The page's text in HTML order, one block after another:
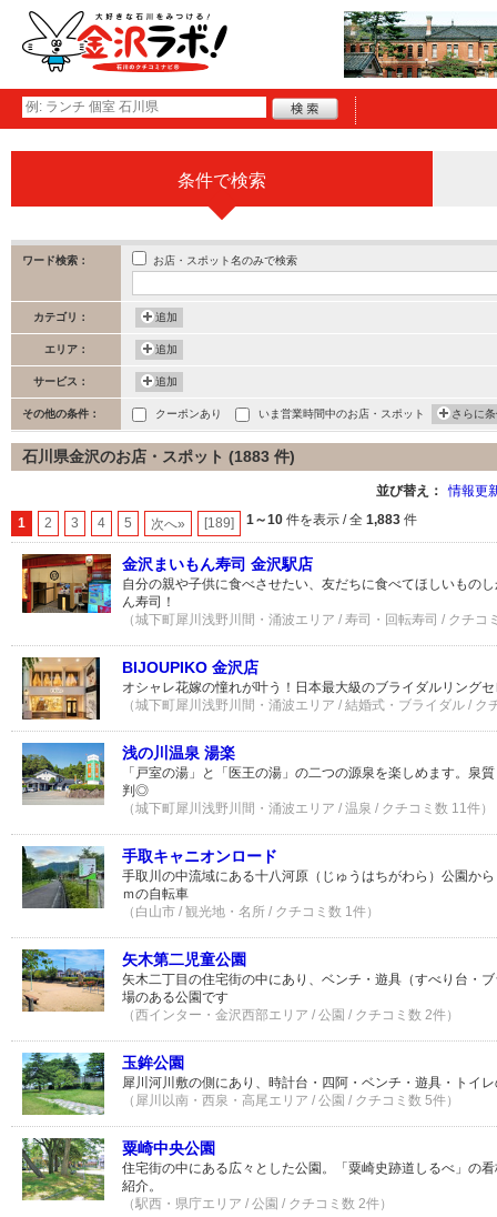
条件で検索
ワード検索： お店・スポット名のみで検索
カテゴリ： 追加
エリア： 追加
サービス： 追加
その他の条件： クーポンあり いま営業時間中のお店・スポット さらに
石川県金沢のお店・スポット (1883 件)
並び替え： 情報更
1 2 3 4 5 次へ» [189] 1～10 件を表示 / 全 1,883 件
金沢まいもん寿司 金沢駅店
自分の親や子供に食べさせたい、友だちに食べてほしいもの
ん寿司！
（城下町犀川浅野川間・涌波エリア / 寿司・回転寿司 / クチコ
BIJOUPIKO 金沢店
オシャレ花嫁の憧れが叶う！日本最大級のブライダルリング
（城下町犀川浅野川間・涌波エリア / 結婚式・ブライダル / ク
浅の川温泉 湯楽
「戸室の湯」と「医王の湯」の二つの源泉を楽しめます。泉
判◎
（城下町犀川浅野川間・涌波エリア / 温泉 / クチコミ数 11件）
手取キャニオンロード
手取川の中流域にある十八河原（じゅうはちがわら）公園か
ｍの自転車
（白山市 / 観光地・名所 / クチコミ数 1件）
矢木第二児童公園
矢木二丁目の住宅街の中にあり、ベンチ・遊具（すべり台・
場のある公園です
（西インター・金沢西部エリア / 公園 / クチコミ数 2件）
玉鉾公園
犀川河川敷の側にあり、時計台・四阿・ベンチ・遊具・トイ
（犀川以南・西泉・高尾エリア / 公園 / クチコミ数 5件）
粟崎中央公園
住宅街の中にある広々とした公園。「粟崎史跡道しるべ」の
紹介。
（駅西・県庁エリア / 公園 / クチコミ数 2件）